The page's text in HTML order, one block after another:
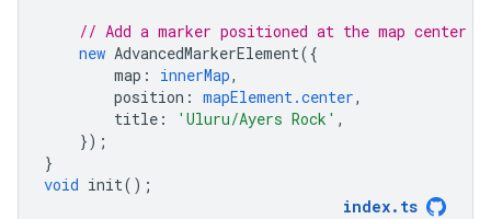
// Add a marker positioned at the map center
new AdvancedMarkerElement({
map : innerMap,
position : mapElement.center,
title : 'Uluru/Ayers Rock' ,
});
}
void init();
index. ts